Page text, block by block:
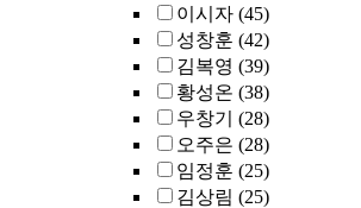
이시자 (45)
성창훈 (42)
김복영 (39)
황성온 (38)
우창기
(28)
오주은 (28)
임정훈 (25)
김상림 (25)